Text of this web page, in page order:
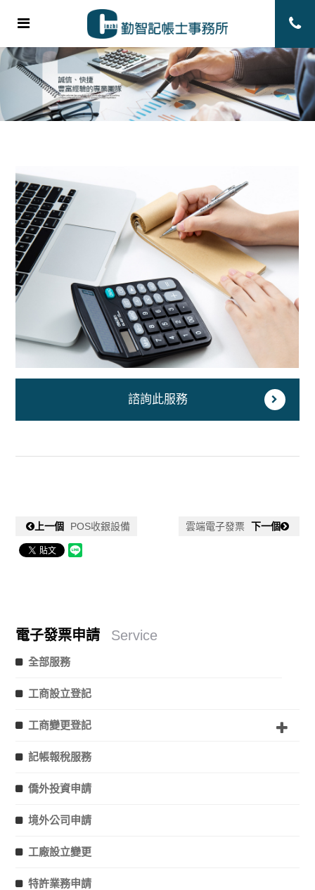
諮詢此服務
上一個 POS收銀設備 雲端電子發票 下一個
電子發票申請 Service
全部服務
工商設立登記
工商變更登記
記帳報稅服務
僑外投資申請
境外公司申請
工廠設立變更
特許業務申請